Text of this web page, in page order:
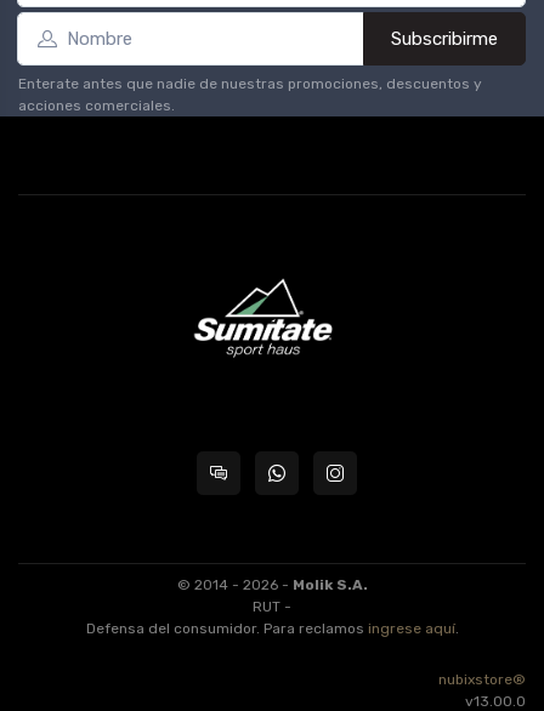
Subscribirme
Enterate antes que nadie de nuestras promociones, descuentos y
acciones comerciales.
© 2014 - 2026 - Molik S.A.
RUT -
Defensa del consumidor. Para reclamos ingrese aquí.
nubixstore®
v13.00.0